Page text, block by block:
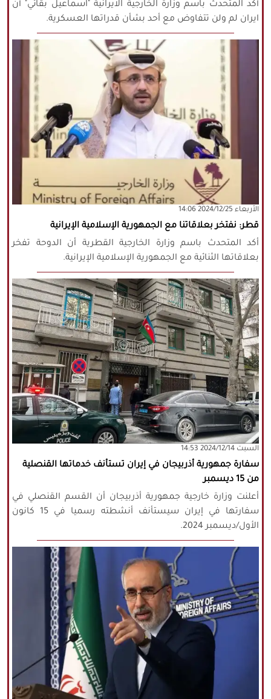
أكد المتحدث باسم وزارة الخارجية الايرانية "اسماعيل بقائي" أن
ايران لم ولن تتفاوض مع أحد بشأن قدراتها العسكرية.
‫‫الأربعاء‬‬ 2024/12/25 14:06
قطر: نفتخر بعلاقاتنا مع الجمهورية الإسلامية الإيرانية‎
أكد المتحدث باسم وزارة الخارجية القطرية أن الدوحة تفخر
بعلاقاتها الثنائية مع الجمهورية الإسلامية الإيرانية.
‫السبت‬ 2024/12/14 14:53
سفارة جمهورية أذربيجان في إيران تستأنف خدماتها القنصلية
من 15 ديسمبر
أعلنت وزارة خارجية جمهورية أذربيجان أن القسم القنصلي في
سفارتها في إيران سيستأنف أنشطته رسميا في 15 كانون
الأول/ديسمبر 2024.